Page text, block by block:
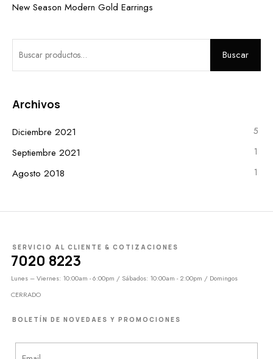
New Season Modern Gold Earrings
Buscar
Archivos
Diciembre 2021 5
Septiembre 2021 1
Agosto 2018 1
SERVICIO AL CLIENTE & COTIZACIONES
7020 8223
Lunes – Viernes: 10:00am - 6:00pm / Sábados: 10:00am - 2:00pm / Domingos
CERRADO
BOLETÍN DE NOVEDAES Y PROMOCIONES